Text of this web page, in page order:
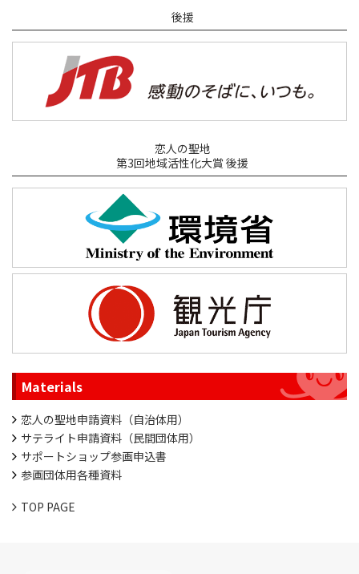
後援
恋人の聖地
第3回地域活性化大賞 後援
Materials
恋人の聖地申請資料（自治体用）
サテライト申請資料（民間団体用）
サポートショップ参画申込書
参画団体用各種資料
TOP PAGE